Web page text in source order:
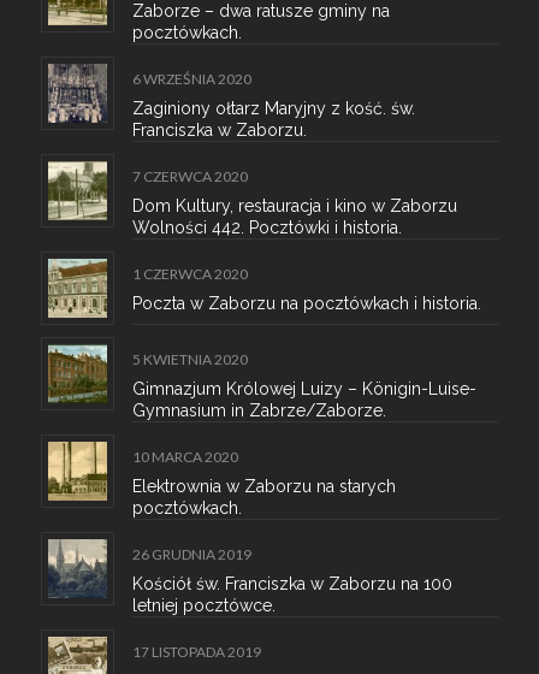
Zaborze – dwa ratusze gminy na
pocztówkach.
6 WRZEŚNIA 2020
Zaginiony ołtarz Maryjny z kość. św.
Franciszka w Zaborzu.
7 CZERWCA 2020
Dom Kultury, restauracja i kino w Zaborzu
Wolności 442. Pocztówki i historia.
1 CZERWCA 2020
Poczta w Zaborzu na pocztówkach i historia.
5 KWIETNIA 2020
Gimnazjum Królowej Luizy – Königin-Luise-
Gymnasium in Zabrze/Zaborze.
10 MARCA 2020
Elektrownia w Zaborzu na starych
pocztówkach.
26 GRUDNIA 2019
Kościół św. Franciszka w Zaborzu na 100
letniej pocztówce.
17 LISTOPADA 2019